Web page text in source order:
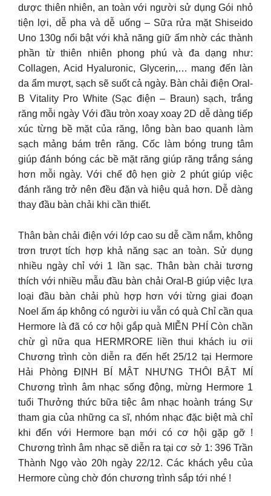
dược thiên nhiên, an toàn với người sử dụng Gói nhỏ
tiện lợi, dễ pha và dễ uống – Sữa rửa mặt Shiseido
Uno 130g nổi bật với khả năng giữ ấm nhờ các thành
phần từ thiên nhiên phong phú và đa dạng như:
Collagen, Acid Hyaluronic, Glycerin,… mang đến làn
da ẩm mượt, sạch sẽ suốt cả ngày. Bàn chải điện Oral-
B Vitality Pro White (Sạc điện – Braun) sạch, trắng
răng mỗi ngày Với đầu tròn xoay xoay 2D dễ dàng tiếp
xúc từng bề mặt của răng, lông bàn bao quanh làm
sạch mảng bám trên răng. Cốc làm bóng trung tâm
giúp đánh bóng các bề mặt răng giúp răng trắng sáng
hơn mỗi ngày. Với chế độ hẹn giờ 2 phút giúp việc
đánh răng trở nên đều đặn và hiệu quả hơn. Dễ dàng
thay đầu bàn chải khi cần thiết.
Thân bàn chải điện với lớp cao su dễ cầm nắm, không
trơn trượt tích hợp khả năng sạc an toàn. Sử dụng
nhiều ngày chỉ với 1 lần sạc. Thân bàn chải tương
thích với nhiều mẫu đầu bàn chải Oral-B giúp việc lựa
loại đầu bàn chải phù hợp hơn với từng giai đoạn
Noel ấm áp không có người iu vẫn có quà Chỉ cần qua
Hermore là đã có cơ hội gắp quà MIỄN PHÍ Còn chần
chừ gì nữa qua HERMRORE liền thui khách iu ơii
Chương trình còn diễn ra đến hết 25/12 tại Hermore
Hải Phòng ĐỊNH BÍ MẬT NHƯNG THÔI BẬT MÍ
Chương trình âm nhạc sống động, mừng Hermore 1
tuổi Thưởng thức bữa tiệc âm nhạc hoành tráng Sự
tham gia của những ca sĩ, nhóm nhạc đặc biệt mà chỉ
khi đến với Hermore bạn mới có cơ hội gặp gỡ !
Chương trình âm nhạc sẽ diễn ra tại cơ sở 1: 396 Trần
Thành Ngọ vào 20h ngày 22/12. Các khách yêu của
Hermore cùng chờ đón chương trình sắp tới nhé !